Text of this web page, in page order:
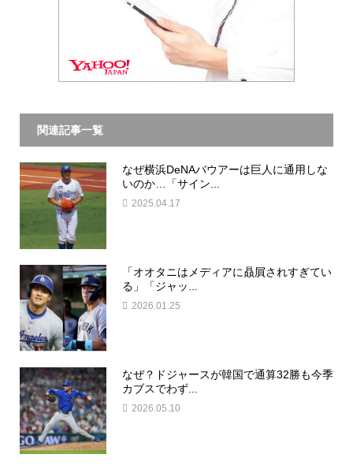
関連記事一覧
なぜ横浜DeNAバウアーは巨人に通用しな
いのか…「サイン...
2025.04.17
「オオタニはメディアに贔屓されすぎてい
る」「ジャッ...
2026.01.25
なぜ？ドジャースが韓国で通算32勝も今季
カブスでわず...
2026.05.10